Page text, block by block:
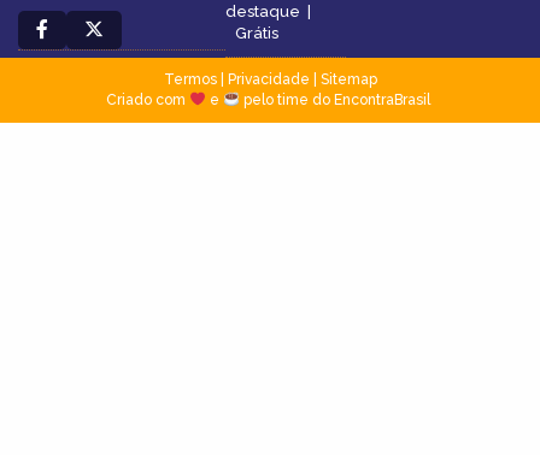
destaque |
Grátis
Termos| Privacidade
Sitemap
Criado com
e pelo time do EncontraBrasil